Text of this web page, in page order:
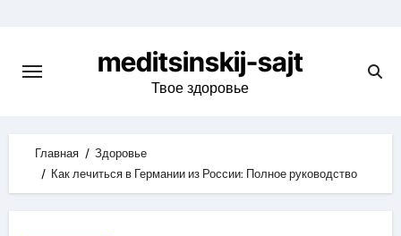
content
meditsinskij-sajt
Твое здоровье
Главная
Здоровье
Как лечиться в Германии из России: Полное руководство